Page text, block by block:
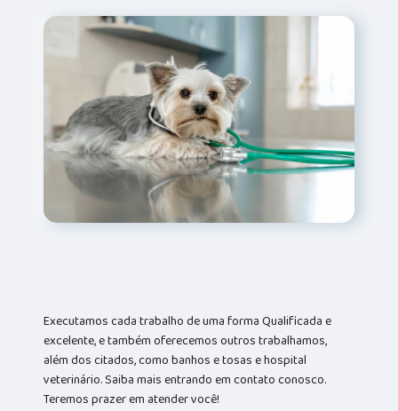
Executamos cada trabalho de uma forma Qualificada e
excelente, e também oferecemos outros trabalhamos,
além dos citados, como banhos e tosas e hospital
veterinário. Saiba mais entrando em contato conosco.
Teremos prazer em atender você!